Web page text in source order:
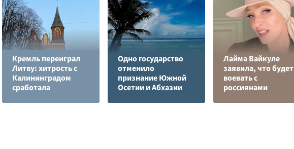
Кремль переиграл
Литву: хитрость с
Калининградом
сработала
Одно государство
отменило
признание Южной
Осетии и Абхазии
Лайма Вайкуле
заявила, что будет
воевать с
россиянами